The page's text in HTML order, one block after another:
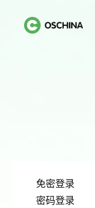
免密登录
密码登录